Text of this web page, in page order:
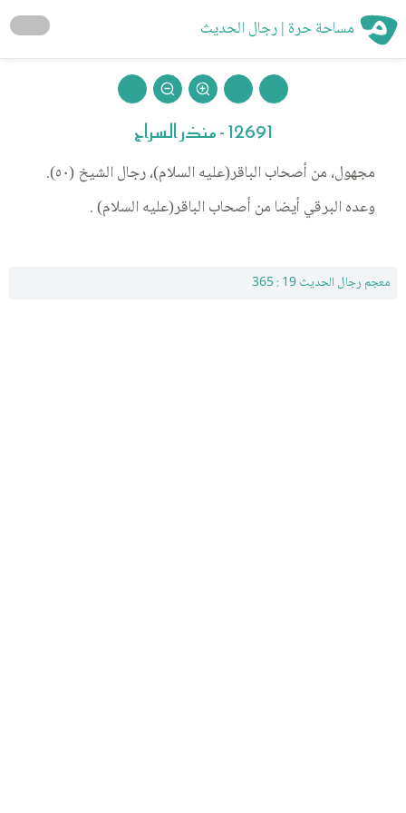
مساحة حرة | رجال الحديث
12691 - منذر السراج
مجهول، من أصحاب الباقر(عليه السلام)، رجال الشيخ (٥٠).
وعده البرقي أيضا من أصحاب الباقر(عليه السلام) .
معجم رجال الحديث 19 : 365